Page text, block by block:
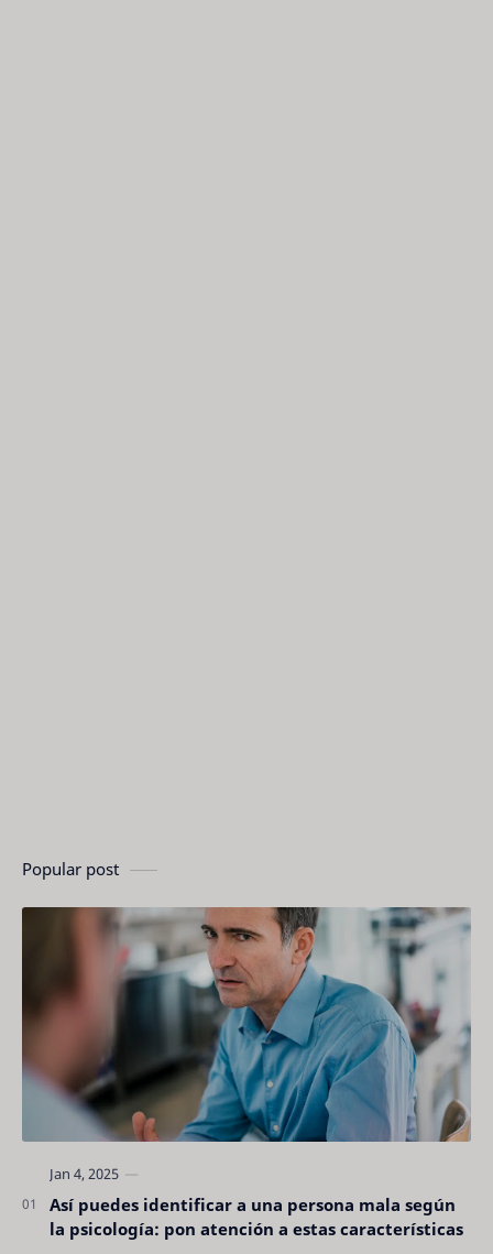
Popular post
Así puedes identificar a una persona mala según
la psicología: pon atención a estas características